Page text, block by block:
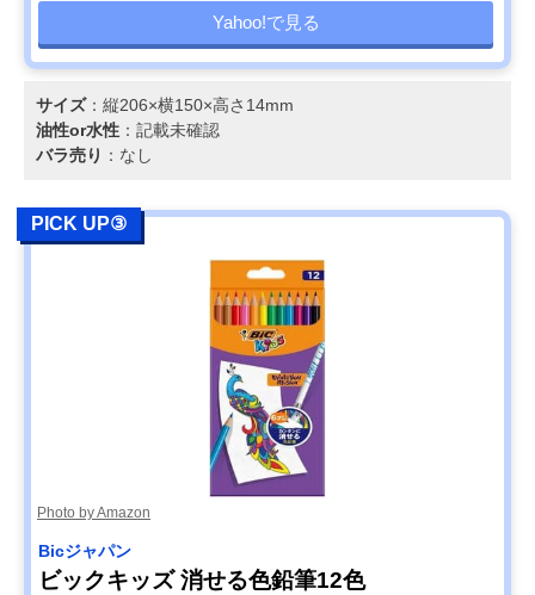
Yahoo!で見る
サイズ：縦206×横150×高さ14mm
油性or水性 ：記載未確認
バラ売り ：なし
PICK UP③
Photo by Amazon
‎‎Bicジャパン
ビックキッズ 消せる色鉛筆12色